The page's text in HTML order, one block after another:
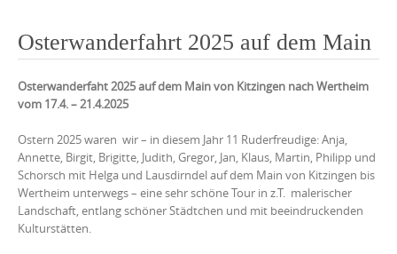
Osterwanderfahrt 2025 auf dem Main
Osterwanderfaht 2025 auf dem Main von Kitzingen nach Wertheim
vom 17.4. – 21.4.2025
Ostern 2025 waren wir – in diesem Jahr 11 Ruderfreudige: Anja,
Annette, Birgit, Brigitte, Judith, Gregor, Jan, Klaus, Martin, Philipp und
Schorsch mit Helga und Lausdirndel auf dem Main von Kitzingen bis
Wertheim unterwegs – eine sehr schöne Tour in z.T. malerischer
Landschaft, entlang schöner Städtchen und mit beeindruckenden
Kulturstätten.